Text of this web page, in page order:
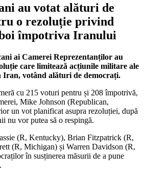
au votat alături de
o rezoluție privind
împotriva Iranului
ai Camerei Reprezentanților au
care limitează acțiunile militare ale
votând alături de democrați.
cu 215 voturi pentru și 208 împotrivă,
Mike Johnson (Republican,
un vot planificat asupra rezoluției, după
nu vor putea să o respingă.
(R, Kentucky), Brian Fitzpatrick (R,
(R, Michigan) și Warren Davidson (R,
în susținerea măsurii de a pune